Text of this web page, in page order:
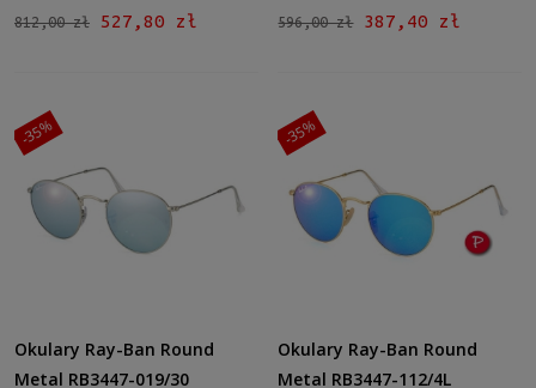
812,00 zł 527,80 zł 596,00 zł 387,40 zł
Okulary Ray-Ban Round
Metal RB3447-019/30
-35%
Okulary Ray-Ban Round
Metal RB3447-112/4L
-35%